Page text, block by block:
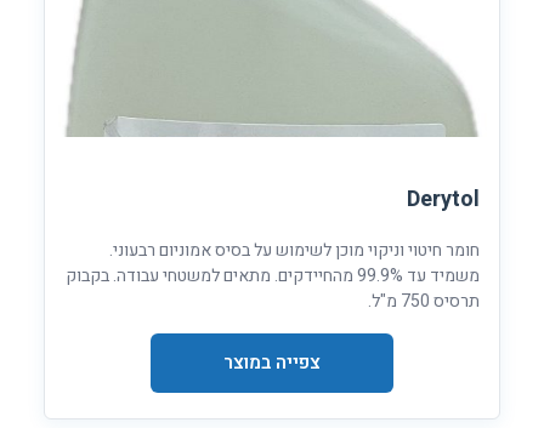
Derytol
חומר חיטוי וניקוי מוכן לשימוש על בסיס אמוניום רבעוני.
משמיד עד 99.9% מהחיידקים. מתאים למשטחי עבודה. בקבוק
תרסיס 750 מ"ל.
צפייה במוצר